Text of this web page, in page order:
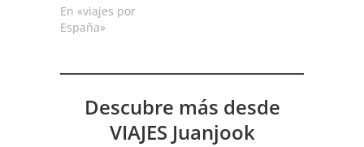
En «viajes por
España»
Descubre más desde
VIAJES Juanjook